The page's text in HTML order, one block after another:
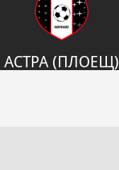
АСТРА (ПЛОЕЩ)